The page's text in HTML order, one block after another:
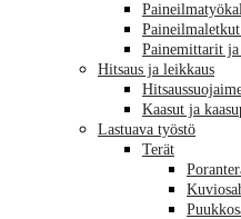
Painemittarit ja
Hitsaus ja leikkaus
Kaasut ja
Lastuava työstö
Terät